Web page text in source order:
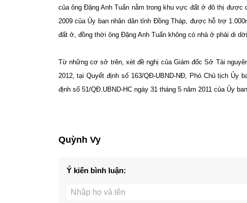
của ông Đặng Anh Tuấn nằm trong khu vực đất ở đô thị được
2009 của Ủy ban nhân dân tỉnh Đồng Tháp, được hỗ trợ
đất ở, đồng thời ông Đặng Anh Tuấn không có nhà ở phải di dời.
Từ những cơ sở trên, xét đề nghị của Giám đốc Sở Tài
2012, tại Quyết định số 163/QĐ-UBND-NĐ, Phó Chủ tịch Ủy
định số 51/QĐ.UBND-HC ngày 31 tháng 5 năm 2011 của Ủy
Quỳnh Vy
Ý kiến bình luận: